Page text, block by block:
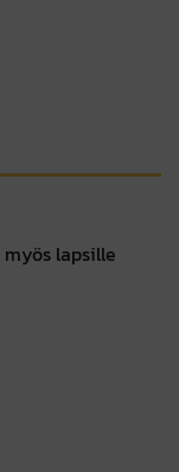
lapsille